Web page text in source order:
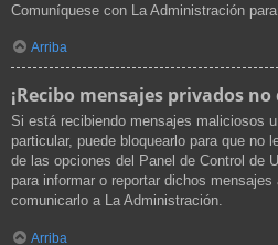
Comuníquese con La Administración
Arriba
¡Recibo mensajes privados no
Si está recibiendo mensajes maliciosos
particular, puede bloquearlo para que no
de las opciones del Panel de Control de
para informar o reportar dichos
comunicarlo a La Administración.
Arriba